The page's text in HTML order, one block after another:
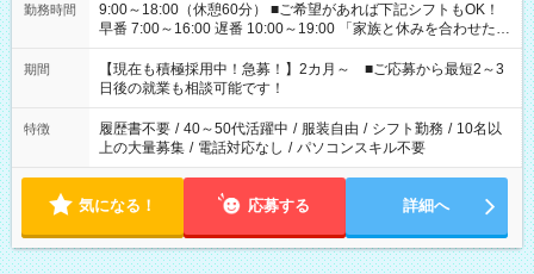
勤務時間
9:00～18:00（休憩60分） ■ご希望があれば下記シフトもOK！
早番 7:00～16:00 遅番 10:00～19:00 「家族と休みを合わせた
い」 「余裕を持って夕飯の準備がしたい」 「できれば残業はし
たくない」 など、ご希望を教えてくださいね。 ※Wワーク希望
の方へ 今ご覧のお仕事で希望する勤務時間と、もう1つのお仕事
の勤務時間。 合計で週40時間を超える場合は応募できません。
期間
【現在も積極採用中！急募！】2カ月～ ■ご応募から最短2～3
日後の就業も相談可能です！
特徴 履歴書不要 / 40～50代活躍中 / 服装自由 / シフト勤務 / 10名以
上の大量募集 / 電話対応なし / パソコンスキル不要
気になる！ 応募する 詳細へ